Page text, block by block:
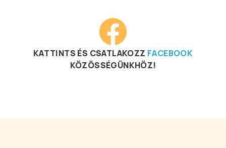
KATTINTS ÉS CSATLAKOZZ FACEBOOK
KÖZÖSSÉGÜNKHÖZ!